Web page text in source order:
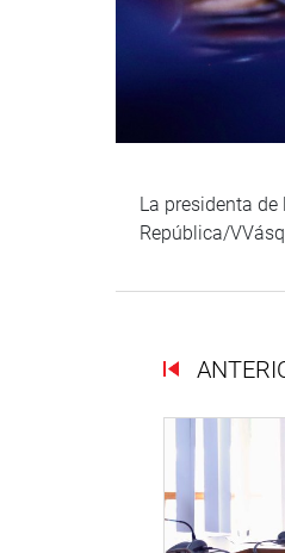
La presidenta
República/